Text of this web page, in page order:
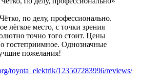
по делу, профессионально.
лёгкое место, с точки зрения
точно того стоит. Цены
гостеприимное. Однозначные
пожелания!
toyota_elektrik/123507283996/reviews/